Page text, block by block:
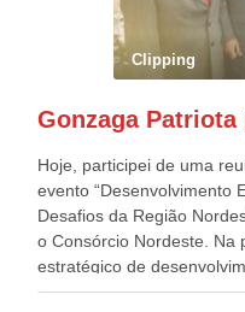
preparou espaços com
pessoas, só que o
Independentes, dobrou
Patriota.
Clipping
Hoje, participei de uma
evento “Desenvolvimento
Desafios da Região
o Consórcio Nordeste. Na
estratégico de
desafios para a